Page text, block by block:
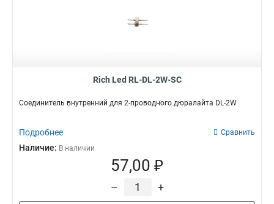
Rich Led RL-DL-2W-SC
Соединитель внутренний для 2-проводного дюралайта DL-2W
Подробнее Сравнить
Наличие: В наличии
57,00 ₽
– +